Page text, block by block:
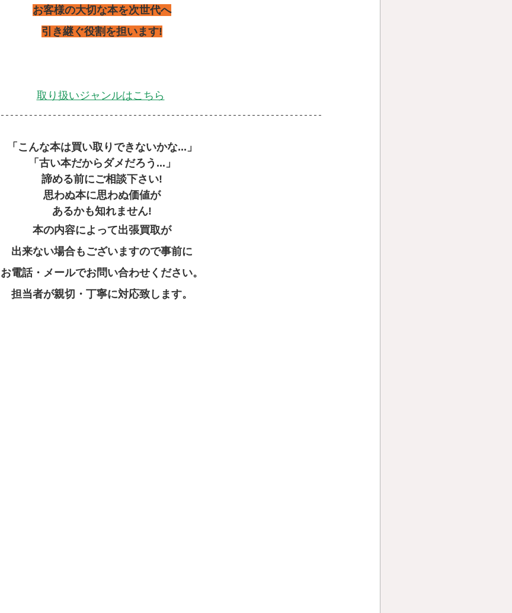
お客様の大切な本を次世代へ
引き継ぐ役割を担います!
取り扱いジャンルはこちら
「こんな本は買い取りできないかな...」
「古い本だからダメだろう...」
諦める前にご相談下さい!
思わぬ本に思わぬ価値が
あるかも知れません!
本の内容によって出張買取が
出来ない場合もございますので事前に
お電話・メールでお問い合わせください。
担当者が親切・丁寧に対応致します。